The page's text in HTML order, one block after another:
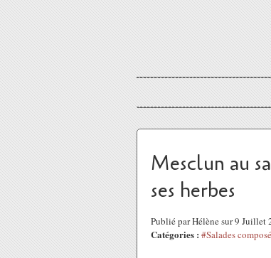
Mesclun au
ses herbes
Publié par Hélène sur 9 Juillet
Catégories : #Salades